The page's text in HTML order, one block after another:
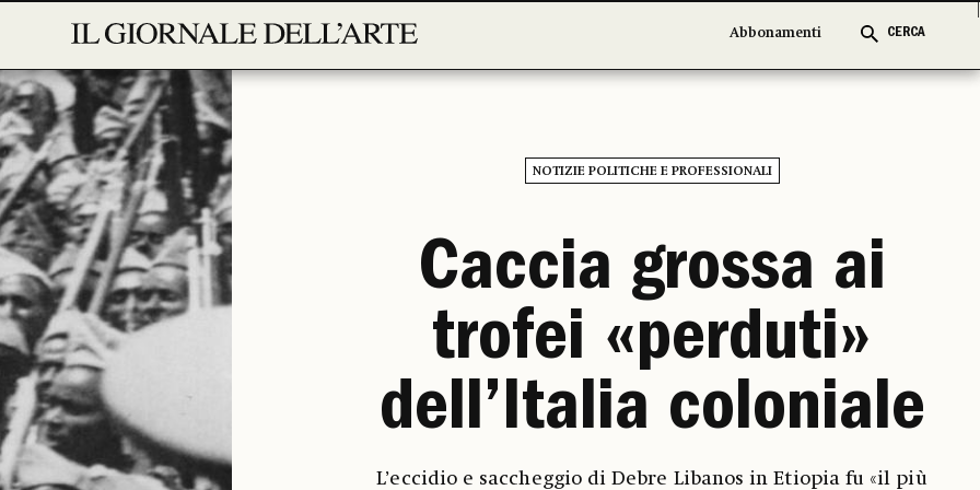
Abbonamenti CERCA
Abbonamenti CERCA
NOTIZIE POLITICHE E PROFESSIONALI
Caccia grossa ai
trofei «perduti»
dell’Italia coloniale
L’eccidio e saccheggio di Debre Libanos in Etiopia fu «il più